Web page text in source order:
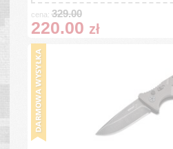
cena:329.00
220.00 zł